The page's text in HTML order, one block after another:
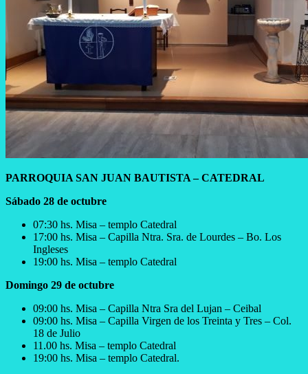
PARROQUIA SAN JUAN BAUTISTA – CATEDRAL
Sábado 28 de octubre
07:30 hs. Misa – templo Catedral
17:00 hs. Misa – Capilla Ntra. Sra. de Lourdes – Bo. Los
Ingleses
19:00 hs. Misa – templo Catedral
Domingo 29 de octubre
09:00 hs. Misa – Capilla Ntra Sra del Lujan – Ceibal
09:00 hs. Misa – Capilla Virgen de los Treinta y Tres – Col.
18 de Julio
11.00 hs. Misa – templo Catedral
19:00 hs. Misa – templo Catedral.